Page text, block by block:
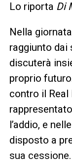
Lo riporta Di
Nella
raggiunto dai
discuterà
proprio
contro il Real
l’addio, e
disposto a
sua cessione.